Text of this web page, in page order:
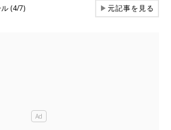
(4/7) ▶元記事を見る